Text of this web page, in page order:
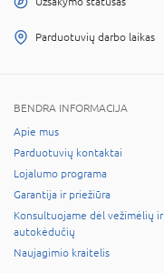
Parduotuvių darbo laikas
BENDRA INFORMACIJA
Apie mus
Parduotuvių kontaktai
Lojalumo programa
Garantija ir priežiūra
Konsultuojame dėl vežimėlių ir
autokėdučių
Naujagimio kraitelis